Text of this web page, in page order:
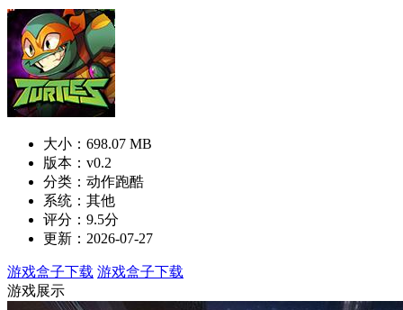
大小：698.07 MB
版本：v0.2
分类：动作跑酷
系统：其他
评分：9.5分
更新：2026-07-27
游戏盒子下载 游戏盒子下载
游戏展示